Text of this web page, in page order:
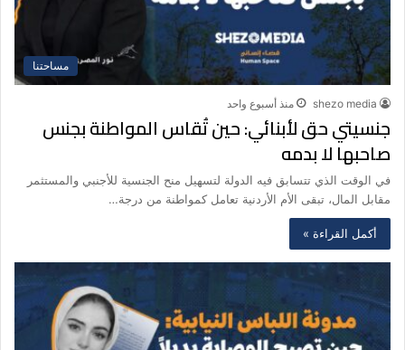
مساحتنا
shezo media منذ أسبوع واحد
جنسيتي حق لأبنائي: حين تُقاس المواطنة بجنس
صاحبها لا بدمه
في الوقت الذي تتسابق فيه الدولة لتسهيل منح الجنسية للأجنبي والمستثمر
مقابل المال، تبقى الأم الأردنية تعامل كمواطنة من درجة…
أكمل القراءة »